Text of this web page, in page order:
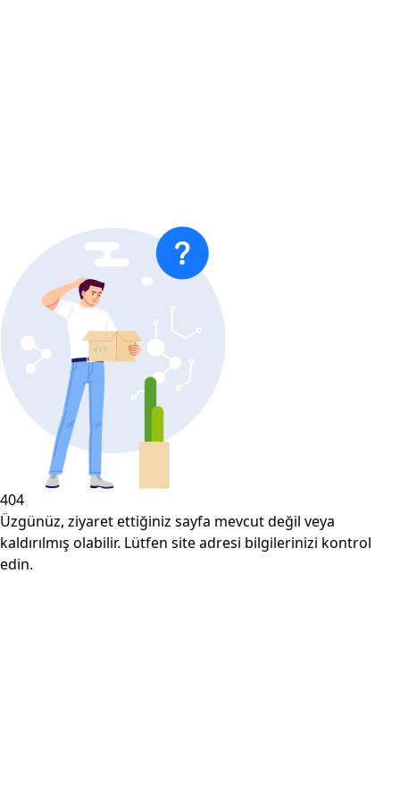
404
Üzgünüz, ziyaret ettiğiniz sayfa mevcut değil veya
kaldırılmış olabilir. Lütfen site adresi bilgilerinizi kontrol
edin.